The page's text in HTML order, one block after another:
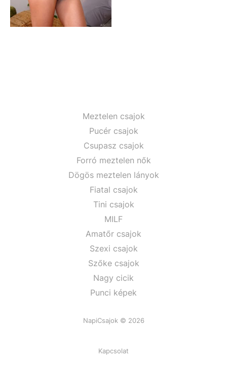
Meztelen csajok
Pucér csajok
Csupasz csajok
Forró meztelen nők
Dögös meztelen lányok
Fiatal csajok
Tini csajok
MILF
Amatőr csajok
Szexi csajok
Szőke csajok
Nagy cicik
Punci képek
NapiCsajok © 2026
Kapcsolat